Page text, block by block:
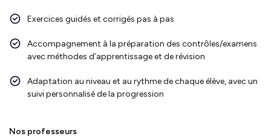
Exercices guidés et corrigés pas à pas
Accompagnement à la préparation des contrôles/examens
avec méthodes d’apprentissage et de révision
Adaptation au niveau et au rythme de chaque élève, avec un
suivi personnalisé de la progression
Nos professeurs